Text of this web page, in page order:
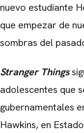
nuevo estudiante
que empezar de
sombras del
Stranger Things
adolescentes que
gubernamentales
Hawkins, en